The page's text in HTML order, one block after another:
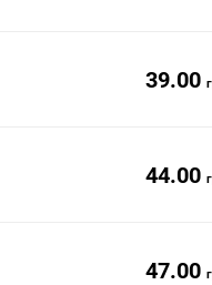
39.00
44.00
47.00